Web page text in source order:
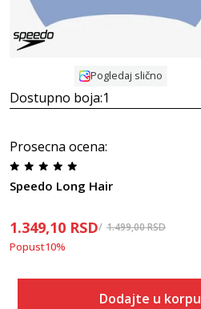
Pogledaj slično
Dostupno boja:1
Prosecna ocena:
Speedo Long Hair
1.349,10 RSD 1.499,00RSD
Popust10%
Dodajte u korpu